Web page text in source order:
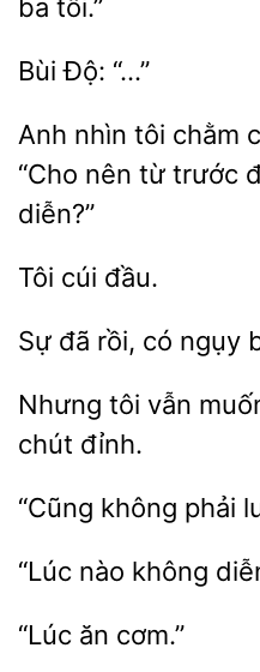
ba tôi.”
Anh
chằm
“Cho nên từ trước
diễn?”
Sự rồi, ngụy
Nhưng
vẫn
chút đỉnh.
“Cũng